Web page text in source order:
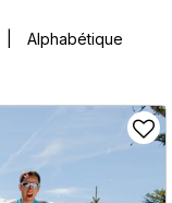
Alphabétique